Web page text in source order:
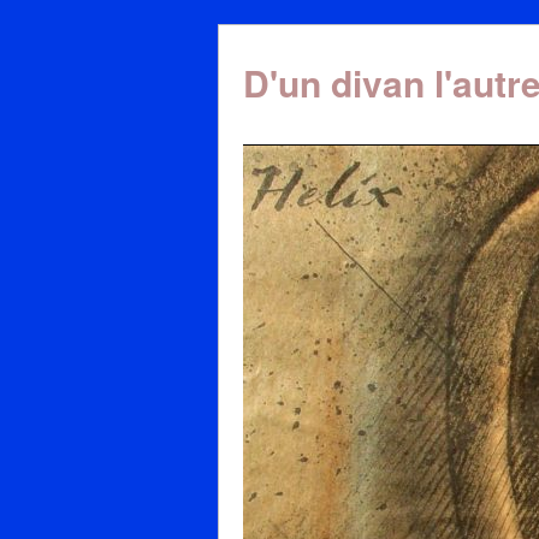
D'un divan